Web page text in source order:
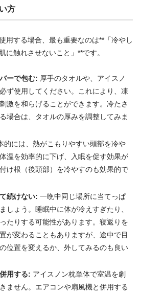
方
用する場合、最も重要なのは**「冷やし
に触れさせないこと」**です。
ーで包む: 厚手のタオルや、アイスノ
ず使用してください。これにより、凍
激を和らげることができます。冷たさ
場合は、タオルの厚みを調整してみま
的には、熱がこもりやすい頭部を冷や
温を効率的に下げ、入眠を促す効果が
け根（後頭部）を冷やすのも効果的で
続けない: 一晩中同じ場所に当てっぱ
しょう。睡眠中に体が冷えすぎたり、
たりする可能性があります。寝返りを
が変わることもありますが、途中で目
位置を変えるか、外してみるのも良い
用する: アイスノン枕単体で室温を劇
ません。エアコンや扇風機と併用する